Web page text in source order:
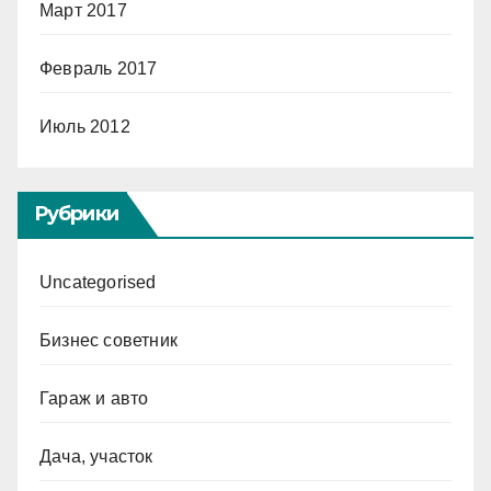
Март 2017
Февраль 2017
Июль 2012
Рубрики
Uncategorised
Бизнес советник
Гараж и авто
Дача, участок